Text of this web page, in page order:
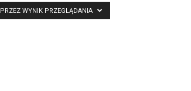
PRZEZ WYNIK PRZEGLĄDANIA